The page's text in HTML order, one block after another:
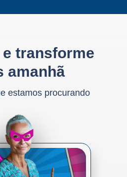
estamos procurando
e transforme
amanhã